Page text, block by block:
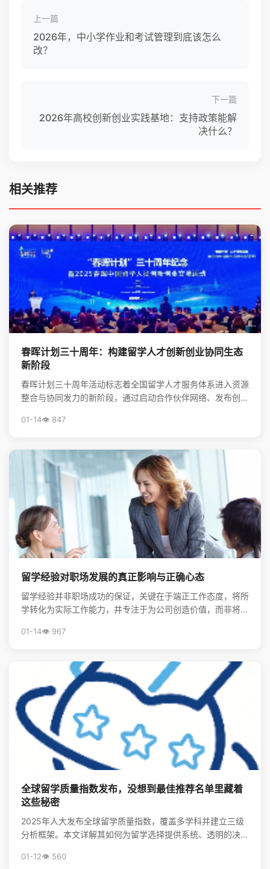
上一篇
2026年，中小学作业和考试管理到底该怎么
改？
下一篇
2026年高校创新创业实践基地：支持政策能解
决什么？
相关推荐
春晖计划三十周年：构建留学人才创新创业协同生态
新阶段
春晖计划三十周年活动标志着全国留学人才服务体系进入资源
整合与协同发力的新阶段，通过启动合作伙伴网络、发布创新
01-14👁️ 847
留学经验对职场发展的真正影响与正确心态
留学经验并非职场成功的保证，关键在于端正工作态度，将所
学转化为实际工作能力，并专注于为公司创造价值，而非将其
01-14👁️ 967
全球留学质量指数发布，没想到最佳推荐名单里藏着
这些秘密
2025年人大发布全球留学质量指数，覆盖多学科并建立三级
分析框架。本文详解其如何为留学选择提供系统、透明的决策
01-12👁️ 560